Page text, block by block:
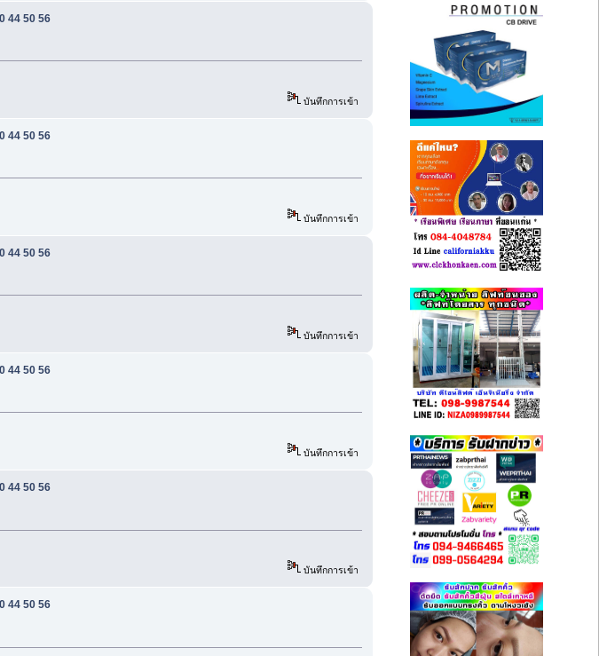
44 50 56
บันทึกการเข้า
44 50 56
บันทึกการเข้า
44 50 56
บันทึกการเข้า
44 50 56
บันทึกการเข้า
44 50 56
บันทึกการเข้า
44 50 56